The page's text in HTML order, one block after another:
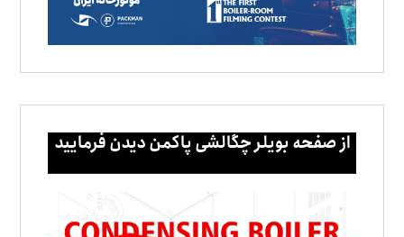
از صفحه بویلر چگالشی پاکمن دیدن فرمایید